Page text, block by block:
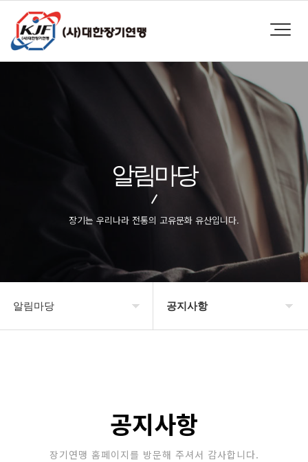
알림마당
장기는 우리나라 전통의 고유문화 유산입니다.
알림마당 공지사항
포토갤러리
공지사항
장기연맹 홈페이지를 방문해 주셔서 감사합니다.